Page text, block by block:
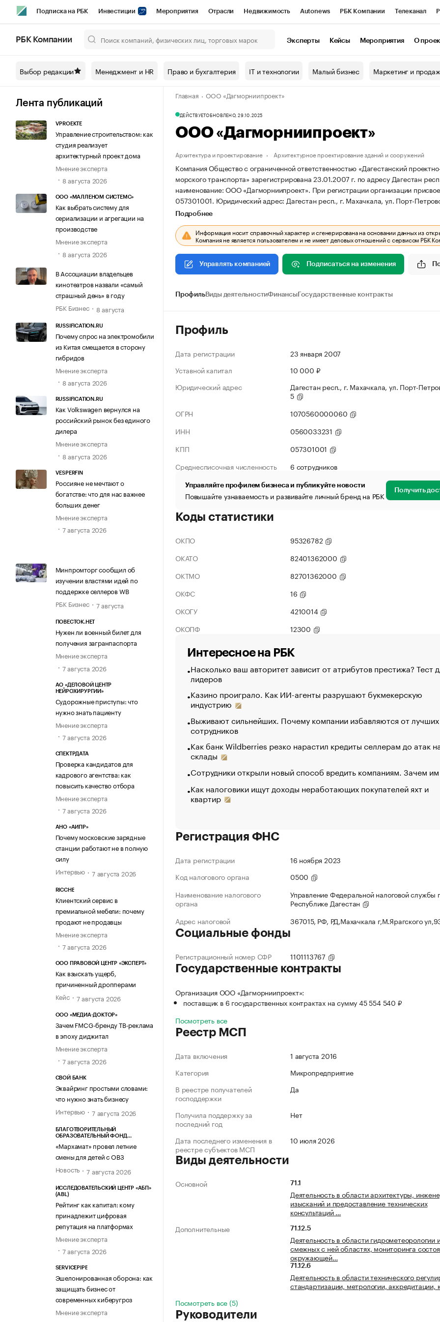
Подписка на РБК Инвестиции Мероприятия Отрасли Недвижимость Autonews РБК Компании Телеканал
Спецпроекты СПб Конференции СПб Спецпроекты Проверка контрагентов
Технологии и медиа Рынок наличной валюты
РБК Компании Эксперты Кейсы Мероприятия О
Выбор редакции Менеджмент и HR Право и бухгалтерия IT и технологии Малый бизнес Маркетинг и
Лента публикаций
VPROEKTE
Управление строительством: как
студия реализует
архитектурный проект дома
Мнение эксперта
8 августа 2026
ООО «МАЛЛЕНОМ СИСТЕМС»
Как выбрать систему для
сериализации и агрегации на
производстве
Мнение эксперта
8 августа 2026
В Ассоциации владельцев
кинотеатров назвали «самый
страшный день» в году
РБК Бизнес
8 августа
RUSSIFICATION.RU
Почему спрос на электромобили
из Китая смещается в сторону
гибридов
Мнение эксперта
8 августа 2026
RUSSIFICATION.RU
Как Volkswagen вернулся на
российский рынок без единого
дилера
Мнение эксперта
8 августа 2026
VESPERFIN
Россияне не мечтают о
богатстве: что для нас важнее
больших денег
Мнение эксперта
7 августа 2026
Минпромторг сообщил об
изучении властями идей по
поддержке селлеров WB
РБК Бизнес
7 августа
ПОВЕСТОК.НЕТ
Нужен ли военный билет для
получения загранпаспорта
Мнение эксперта
7 августа 2026
АО «ДЕЛОВОЙ ЦЕНТР
НЕЙРОХИРУРГИИ»
Судорожные приступы: что
нужно знать пациенту
Мнение эксперта
7 августа 2026
СПЕКТРДАТА
Проверка кандидатов для
кадрового агентства: как
повысить качество отбора
Мнение эксперта
7 августа 2026
АНО «АИПР»
Почему московские зарядные
станции работают не в полную
силу
Интервью
7 августа 2026
RICCHE
Клиентский сервис в
премиальной мебели: почему
продают не продавцы
Мнение эксперта
7 августа 2026
ООО ПРАВОВОЙ ЦЕНТР «ЭКСПЕРТ»
Как взыскать ущерб,
причиненный дропперами
Кейс
7 августа 2026
ООО «МЕДИА-ДОКТОР»
Зачем FMCG-бренду ТВ-реклама
в эпоху диджитал
Мнение эксперта
7 августа 2026
СВОЙ БАНК
Эквайринг простыми словами:
что нужно знать бизнесу
Интервью
7 августа 2026
БЛАГОТВОРИТЕЛЬНЫЙ
ОБРАЗОВАТЕЛЬНЫЙ ФОНД
«Мархамат» провел летние
смены для детей с ОВЗ
Новость
7 августа 2026
ИССЛЕДОВАТЕЛЬСКИЙ ЦЕНТР «АБП»
(ABL)
Рейтинг как капитал: кому
принадлежит цифровая
репутация на платформах
Мнение эксперта
7 августа 2026
SERVICEPIPE
Эшелонированная оборона: как
защищать бизнес от
современных киберугроз
Мнение эксперта
Главная ООО «Дагморниипроект»
ДЕЙСТВУЕТОБНОВЛЕНО, 29.10.2025
ООО «Дагморниипроект»
Архитектура и проектирование Архитектурное проектирование зданий и сооружений
Компания Общество с ограниченной ответственностью «Дагестанский
морского транспорта» зарегистрирована 23.01.2007 г. по адресу Дагестан
наименование: ООО «Дагморниипроект». При регистрации организации
057301001. Юридический адрес: Дагестан респ., г. Махачкала, ул. Порт-
Подробнее
Информация носит справочный характер и сгенерирована на основании данных из
Компания не является пользователем и не имеет деловых отношений с сервисом РБК
Управлять компанией Подписаться на изменения
ПрофильВиды деятельностиФинансыГосударственные контракты
Профиль
Дата регистрации
23 января 2007
Уставной капитал
10 000 ₽
Юридический адрес
Дагестан респ., г. Махачкала, ул. Порт-
5
ОГРН
1070560000060
ИНН
0560033231
КПП
057301001
Среднесписочная численность
6 сотрудников
Управляйте профилем бизнеса и публикуйте новости
Повышайте узнаваемость и развивайте личный бренд на РБК Получить
Коды статистики
ОКПО
95326782
ОКАТО
82401362000
ОКТМО
82701362000
ОКФС
16
ОКОГУ
4210014
ОКОПФ
12300
Интересное на РБК
Насколько ваш авторитет зависит от атрибутов престижа? Тест
лидеров
Казино проиграло. Как ИИ-агенты разрушают букмекерскую
индустрию
Выживают сильнейших. Почему компании избавляются от лучших
сотрудников
Как банк Wildberries резко нарастил кредиты селлерам до атак
склады
Сотрудники открыли новый способ вредить компаниям. Зачем
Как налоговики ищут доходы неработающих покупателей яхт и
квартир
Регистрация ФНС
Дата регистрации
16 ноября 2023
Код налогового органа
0500
Наименование налогового
органа
Управление Федеральной налоговой службы
Республике Дагестан
Адрес налоговой
367015, РФ, РД,Махачкала г,М.Ярагского
Социальные фонды
Регистрационный номер СФР 1101113767
Государственные контракты
Организация ООО «Дагморниипроект»:
поставщик в 6 государственных контрактах на сумму 45 554 540 ₽
Посмотреть все
Реестр МСП
Дата включения
1 августа 2016
Категория
Микропредприятие
В реестре получателей
господдержки
Да
Получила поддержку за
последний год
Нет
Дата последнего изменения в
реестре субъектов МСП
10 июля 2026
Виды деятельности
Основной 71.1
Деятельность в области архитектуры,
изысканий и предоставление технических
консультаций …
Дополнительные
71.12.5
Деятельность в области гидрометеорологии
смежных с ней областях, мониторинга
окружающей…
71.12.6
Деятельность в области технического
стандартизации, метрологии, аккредитации,
Посмотреть все (5)
Руководители